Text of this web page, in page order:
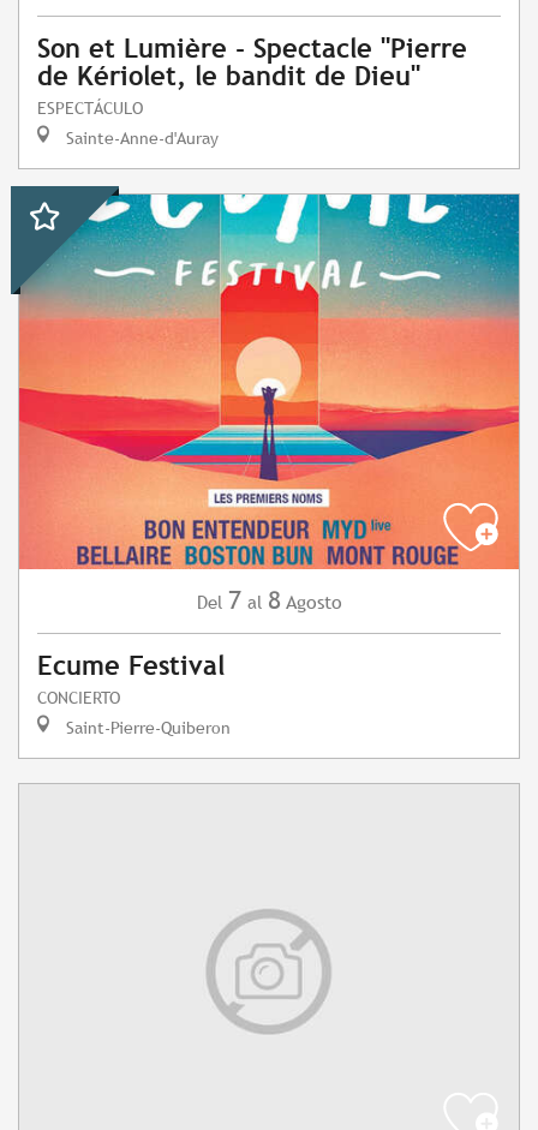
Son et Lumière - Spectacle "Pierre
de Kériolet, le bandit de Dieu"
ESPECTÁCULO
Sainte-Anne-d'Auray
Del 7 al 8 Agosto
Ecume Festival
CONCIERTO
Saint-Pierre-Quiberon